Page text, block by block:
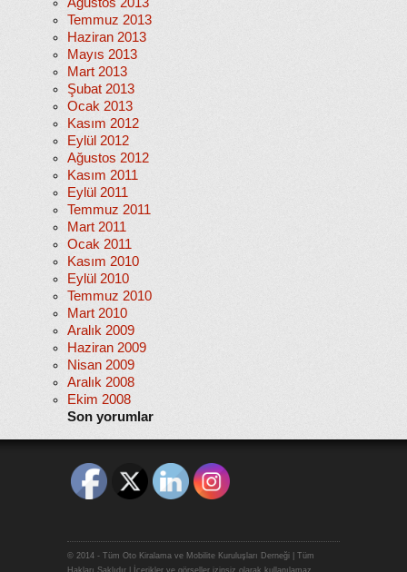
Temmuz 2013
Haziran 2013
Mayıs 2013
Mart 2013
Şubat 2013
Ocak 2013
Kasım 2012
Eylül 2012
Ağustos 2012
Kasım 2011
Eylül 2011
Temmuz 2011
Mart 2011
Ocak 2011
Kasım 2010
Eylül 2010
Temmuz 2010
Mart 2010
Aralık 2009
Haziran 2009
Nisan 2009
Aralık 2008
Ekim 2008
Son yorumlar
© 2014 - Tüm Oto Kiralama ve Mobilite Kuruluşları Derneği | Tüm
Hakları Saklıdır | İçerikler ve görseller izinsiz olarak kullanılamaz.